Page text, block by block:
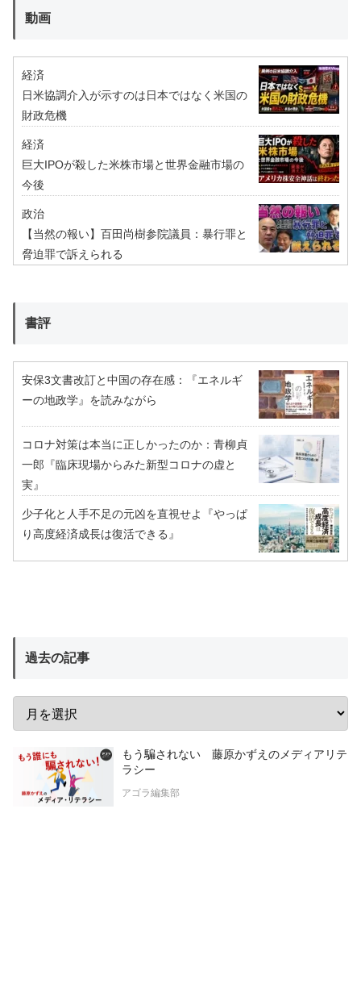
動画
経済
日米協調介入が示すのは日本ではなく米国の
財政危機
経済
巨大IPOが殺した米株市場と世界金融市場の
今後
政治
【当然の報い】百田尚樹参院議員：暴行罪と
脅迫罪で訴えられる
書評
安保3文書改訂と中国の存在感：『エネルギ
ーの地政学』を読みながら
コロナ対策は本当に正しかったのか：青柳貞
一郎『臨床現場からみた新型コロナの虚と
実』
少子化と人手不足の元凶を直視せよ『やっぱ
り高度経済成長は復活できる』
過去の記事
もう騙されない 藤原かずえのメディアリテ
ラシー
アゴラ編集部